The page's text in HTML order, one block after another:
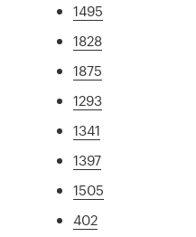
1495
1828
1875
1293
1341
1397
1505
402